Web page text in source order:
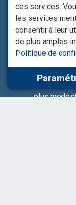
Pompes
proposons
corrosifs et
transfert
d’engrais
Pompes
usage
plus
ces services.
les services
consentir à leur
de plus amples
Politique de